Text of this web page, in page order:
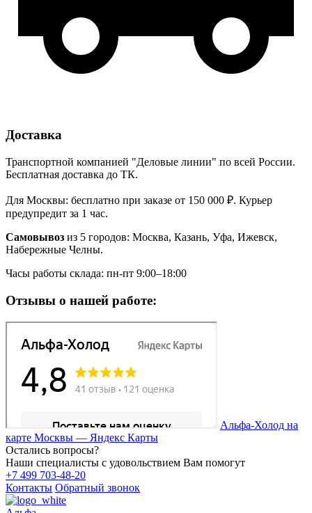
Доставка
Транспортной компанией "Деловые линии" по всей России.
Бесплатная доставка до ТК.
Для Москвы: бесплатно при заказе от 150 000 ₽. Курьер
предупредит за 1 час.
Самовывоз из 5 городов: Москва, Казань, Уфа, Ижевск,
Набережные Челны.
Часы работы склада: пн-пт 9:00–18:00
Отзывы о нашей работе:
Альфа-Холод на
карте Москвы — Яндекс Карты
Остались вопросы?
Наши специалисты с удовольствием Вам помогут
+7 499 703-48-20
Контакты Обратный звонок